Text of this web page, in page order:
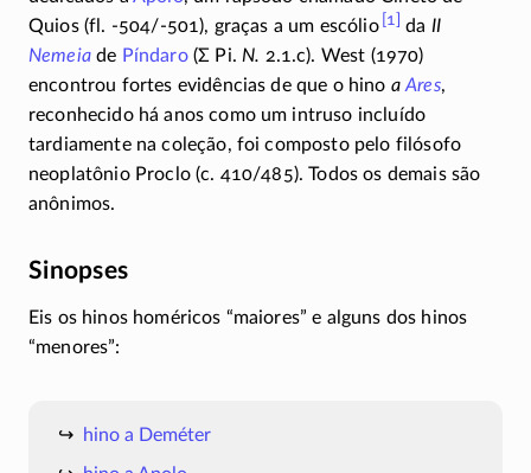
Quios (fl. -504/-501), graças a um escólio [1] da II
Nemeiade Píndaro(Σ Pi.N. 2.1.c). West (1970)
encontrou fortes evidências de que o hino aAres,
reconhecido há anos como um intruso incluído
tardiamente na coleção, foi composto pelo filósofo
neoplatônio Proclo (c. 410/485). Todos os demais são
anônimos.
Sinopses
Eis os hinos homéricos “maiores” e alguns dos hinos
“menores”:
hino a Deméter